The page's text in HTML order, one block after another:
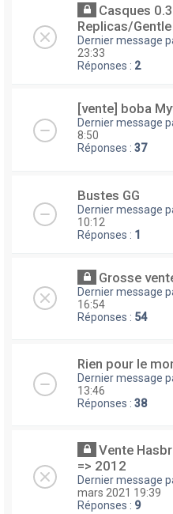
Casques
Replicas/
Dernier message
23:33
Réponses : 2
[vente] boba
Dernier message
8:50
Réponses : 37
Bustes GG
Dernier message
10:12
Réponses : 1
Grosse
Dernier message
16:54
Réponses : 54
Rien pour le
Dernier message
13:46
Réponses : 38
Vente
=> 2012
Dernier message
mars 2021 19:39
Réponses : 9